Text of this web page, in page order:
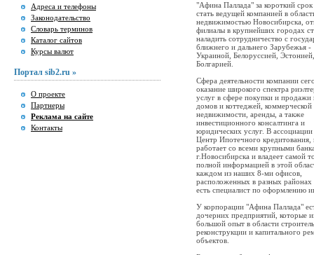
Адреса и телефоны
Законодательство
Словарь терминов
Каталог сайтов
Курсы валют
Портал sib2.ru »
О проекте
Партнеры
Реклама на сайте
Контакты
"Афина Паллада" за короткий срок
стать ведущей компанией в
недвижимостью Новосибирска,
филиалы в крупнейших городах
наладить сотрудничество с
ближнего и дальнего Зарубежья -
Украиной, Белоруссией, Эстонией,
Болгарией.
Сфера деятельности компании
оказание широкого спектра
услуг в сфере покупки и продажи
домов и коттеджей, коммерческой
недвижимости, аренды, а также
инвестиционного консалтинга и
юридических услуг. В ассоциации
Центр Ипотечного кредитования,
работает со всеми крупными
г.Новосибирска и владеет самой
полной информацией в этой
каждом из наших 8-ми офисов,
расположенных в разных районах
есть специалист по оформлению
У корпорации "Афина Паллада"
дочерних предприятий, которые
большой опыт в области
реконструкции и капитального
объектов.